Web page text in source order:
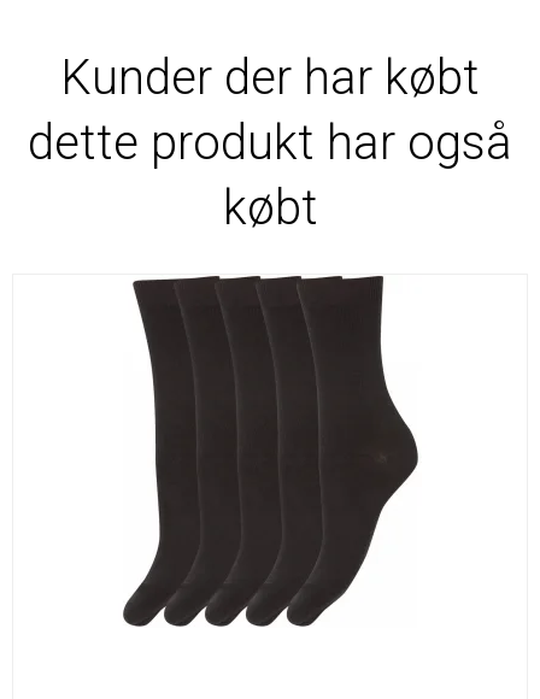
Kunder der har købt
dette produkt har også
købt